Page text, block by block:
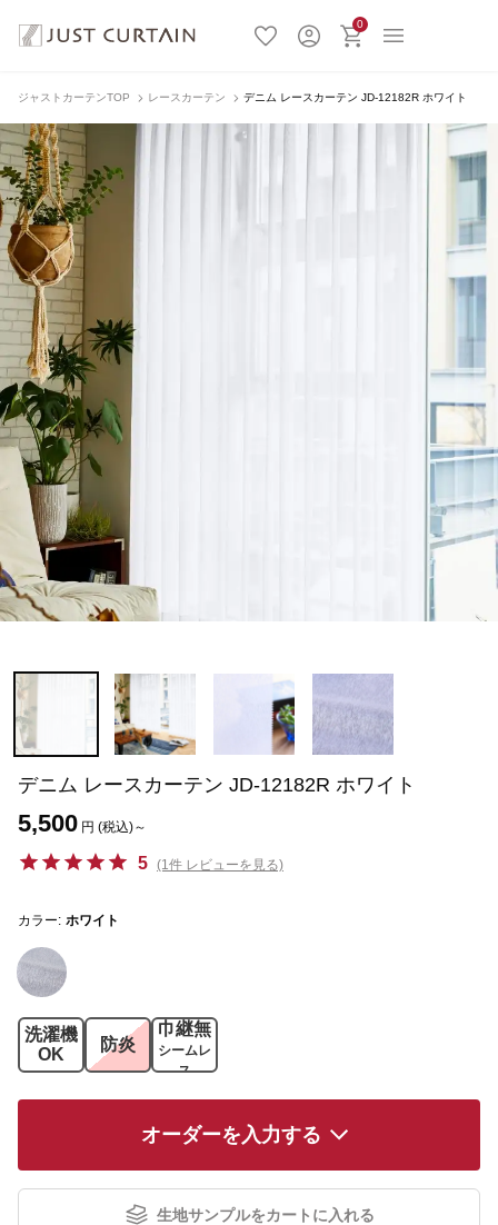
0
ジャストカーテンTOP レースカーテン デニム レースカーテン JD-12182R ホワイト
デニム レースカーテン JD-12182R ホワイト
5,500 円 (税込)～
5 (1件 レビューを見る)
カラー: ホワイト
洗濯機
OK
防炎
巾継無
シームレ
ス
オーダーを入力する
生地サンプルをカートに入れる